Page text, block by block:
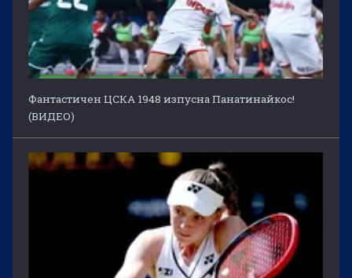
Фантастичен ЦСКА 1948 изпусна Панатинайкос!
(ВИДЕО)